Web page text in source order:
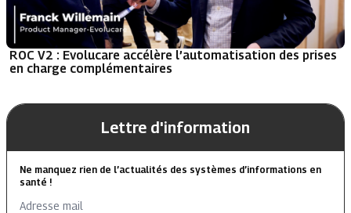
ROC V2 : Evolucare accélère l’automatisation des prises
en charge complémentaires
Lettre d'information
Ne manquez rien de l’actualités des systèmes d’informations en
santé !
Adresse mail